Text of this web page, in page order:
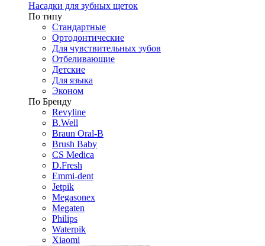
Насадки для зубных щеток
По типу
Стандартные
Ортодонтические
Для чувствительных зубов
Отбеливающие
Детские
Для языка
Эконом
По Бренду
Revyline
B.Well
Braun Oral-B
Brush Baby
CS Medica
D.Fresh
Emmi-dent
Jetpik
Megasonex
Megaten
Philips
Waterpik
Xiaomi